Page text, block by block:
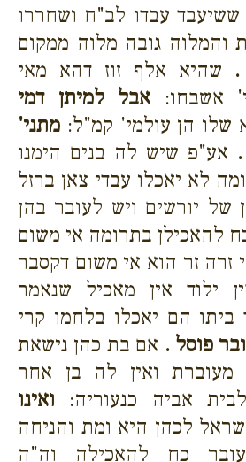
עבדו לב"ח ושחררו
והמלוה גובה מלוה ממקום
שהיא אלף זוז דהא מאי
אשבחו: אבל למיתן דמי
שלו הן עולמי' קמ"ל: מתני'
אע"פ שיש לה בנים הימנו
לא יאכלו עבדי צאן ברזל
של יורשים ויש לעובר בהן
להאכילן בתרומה אי משום
זרה זר הוא אי משום דקסבר
ילוד אין מאכיל שנאמר
ביתו הם יאכלו בלחמו קרי
פוסל . אם בת כהן נישאת
מעוברת ואין לה בן אחר
אביה כנעוריה: ואינו
לכהן היא ומת והניחה
כח להאכילה וה"ה